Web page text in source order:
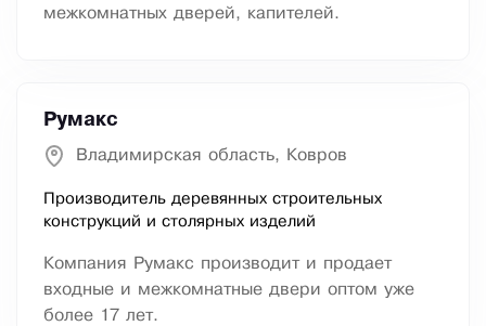
межкомнатных дверей, капителей.
Румакс
Владимирская область, Ковров
Производитель деревянных строительных
конструкций и столярных изделий
Компания Румакс производит и продает
входные и межкомнатные двери оптом уже
более 17 лет.